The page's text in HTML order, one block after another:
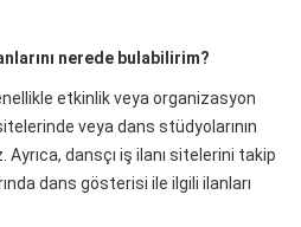
nerede bulabilirim?
etkinlik veya organizasyon
veya dans stüdyolarının
dansçı iş ilanı sitelerini takip
dans gösterisi ile ilgili ilanları